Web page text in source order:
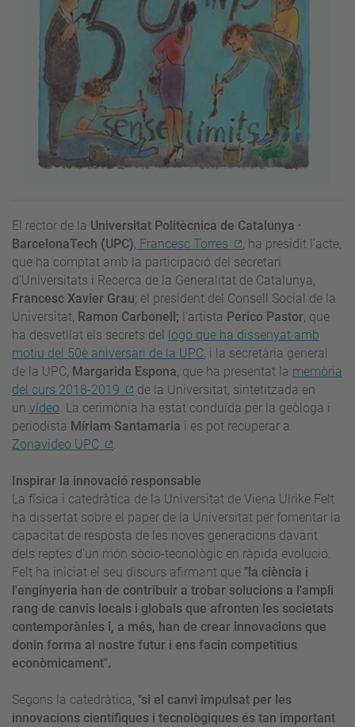
El rector de la Universitat Politècnica de Catalunya ·
BarcelonaTech (UPC) Francesc Torres
, ha presidit l'acte,
que ha comptat amb la participació del secretari
d’Universitats i Recerca de la Generalitat de Catalunya,
Francesc Xavier Grau; el president del Consell Social de la
Universitat, Ramon Carbonell; l'artista Perico Pastor , que
ha desvetllat els secrets del logo que ha dissenyat amb
motiu del 50è aniversari de la UPC i la secretària general
de la UPC, Margarida Espona , que ha presentat la memòria
del curs 2018-2019
de la Universitat, sintetitzada en
un vídeo . La cerimònia ha estat conduïda per la geòloga i
periodista Míriam Santamaria i es pot recuperar a
Zonavideo UPC
Inspirar la innovació responsable
La física i catedràtica de la Universitat de Viena Ulrike Felt
ha dissertat sobre el paper de la Universitat per fomentar la
capacitat de resposta de les noves generacions davant
dels reptes d'un món sòcio-tecnològic en ràpida evolució.
Felt ha iniciat el seu discurs afirmant que "la ciència i
l'enginyeria han de contribuir a trobar solucions a l'ampli
rang de canvis locals i globals que afronten les societats
contemporànies i, a més, han de crear innovacions que
donin forma al nostre futur i ens facin competitius
econòmicament".
Segons la catedràtica, "si el canvi impulsat per les
innovacions científiques i tecnològiques és tan important